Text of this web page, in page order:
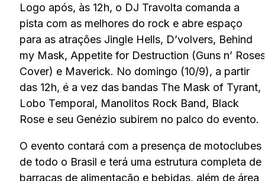
Logo após, às 12h, o DJ Travolta comanda a
pista com as melhores do rock e abre espaço
para as atrações Jingle Hells, D’volvers, Behind
my Mask, Appetite for Destruction (Guns n’ Roses
Cover) e Maverick. No domingo (10/9), a partir
das 12h, é a vez das bandas The Mask of Tyrant,
Lobo Temporal, Manolitos Rock Band, Black
Rose e seu Genézio subirem no palco do evento.
O evento contará com a presença de motoclubes
de todo o Brasil e terá uma estrutura completa de
barracas de alimentação e bebidas, além de área